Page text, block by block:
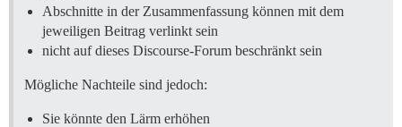
Abschnitte in der Zusammenfassung können mit dem
jeweiligen Beitrag verlinkt sein
nicht auf dieses Discourse-Forum beschränkt sein
Mögliche Nachteile sind jedoch:
Sie könnte den Lärm erhöhen